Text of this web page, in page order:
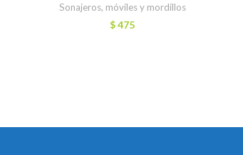
Sonajeros, móviles y mordillos
$475